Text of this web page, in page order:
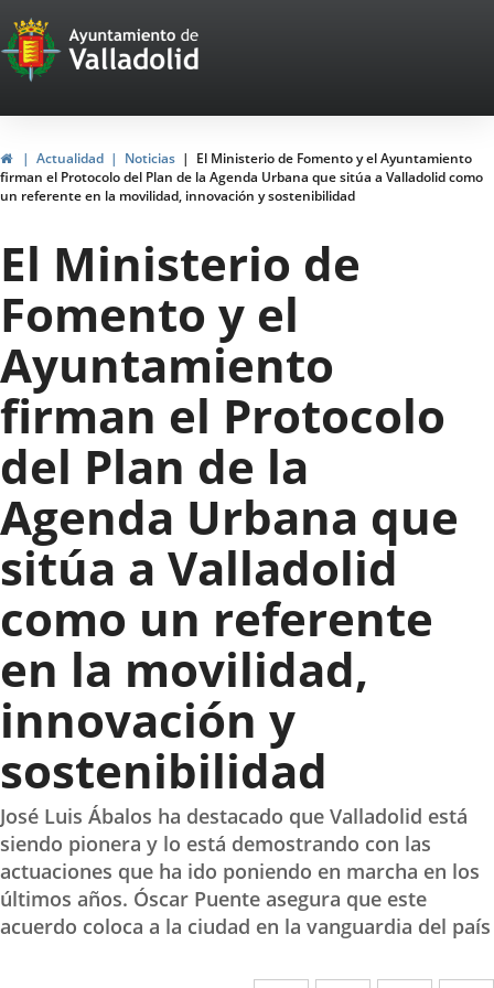
Portal
Web
del
Ayuntamiento
de
Valladolid
InicioActualidad Noticias
El Ministerio de Fomento y el Ayuntamiento
firman el Protocolo del Plan de la Agenda Urbana que sitúa a Valladolid como
un referente en la movilidad, innovación y sostenibilidad
El Ministerio de
Fomento y el
Ayuntamiento
firman el Protocolo
del Plan de la
Agenda Urbana que
sitúa a Valladolid
como un referente
en la movilidad,
innovación y
sostenibilidad
José Luis Ábalos ha destacado que Valladolid está
siendo pionera y lo está demostrando con las
actuaciones que ha ido poniendo en marcha en los
últimos años. Óscar Puente asegura que este
acuerdo coloca a la ciudad en la vanguardia del país